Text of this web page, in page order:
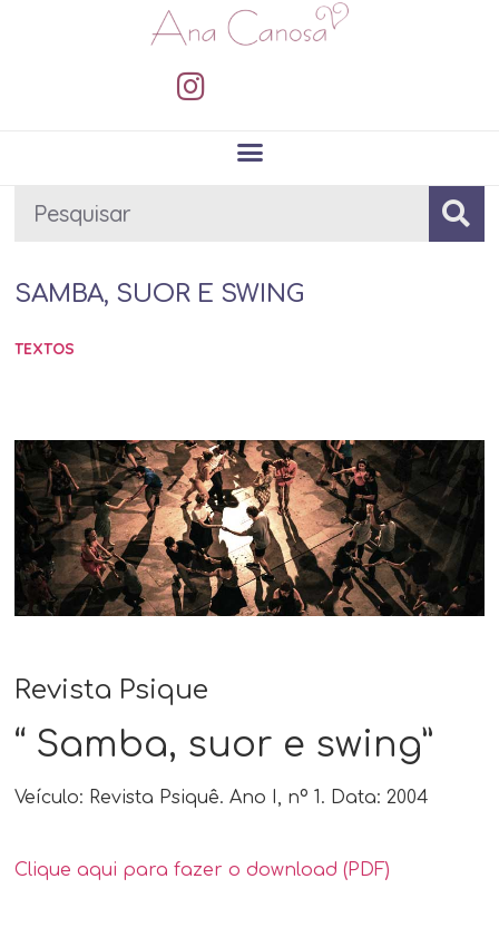
SAMBA, SUOR E SWING
TEXTOS
Revista Psique
“ Samba, suor e swing”
Veículo: Revista Psiquê. Ano I, nº 1. Data: 2004
Clique aqui para fazer o download (PDF)